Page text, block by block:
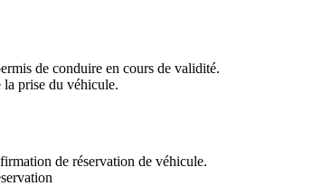
de conduire en cours de validité.
la prise du véhicule.
de réservation de véhicule.